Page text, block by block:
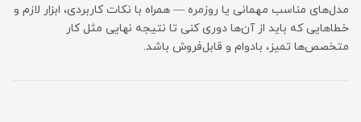
مدل‌های مناسب مهمانی یا روزمره — همراه با نکات کاربردی، ابزار لازم و
خطاهایی که باید از آن‌ها دوری کنی تا نتیجه‌ نهایی مثل کار
متخصص‌ها تمیز، بادوام و قابل‌فروش باشد.